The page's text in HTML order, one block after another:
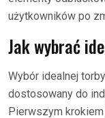
użytkowników po
Jak wybrać
Wybór idealnej
dostosowany do
Pierwszym